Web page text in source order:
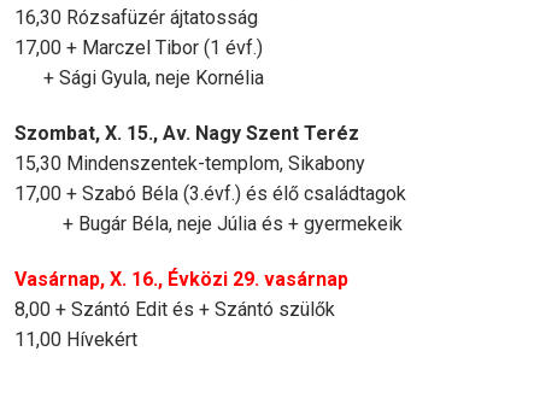
16,30 Rózsafüzér ájtatosság
17,00 + Marczel Tibor (1 évf.)
+ Sági Gyula, neje Kornélia
Szombat, X. 15., Av. Nagy Szent Teréz
15,30 Mindenszentek-templom, Sikabony
17,00 + Szabó Béla (3.évf.) és élő családtagok
+ Bugár Béla, neje Júlia és + gyermekeik
Vasárnap, X. 16., Évközi 29. vasárnap
8,00 + Szántó Edit és + Szántó szülők
11,00 Hívekért